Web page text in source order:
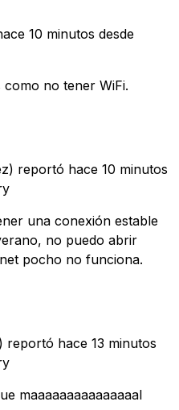
10 minutos desde
como no tener WiFi.
reportó hace 10 minutos
una conexión estable
no puedo abrir
pocho no funciona.
reportó hace 13 minutos
maaaaaaaaaaaaaaal